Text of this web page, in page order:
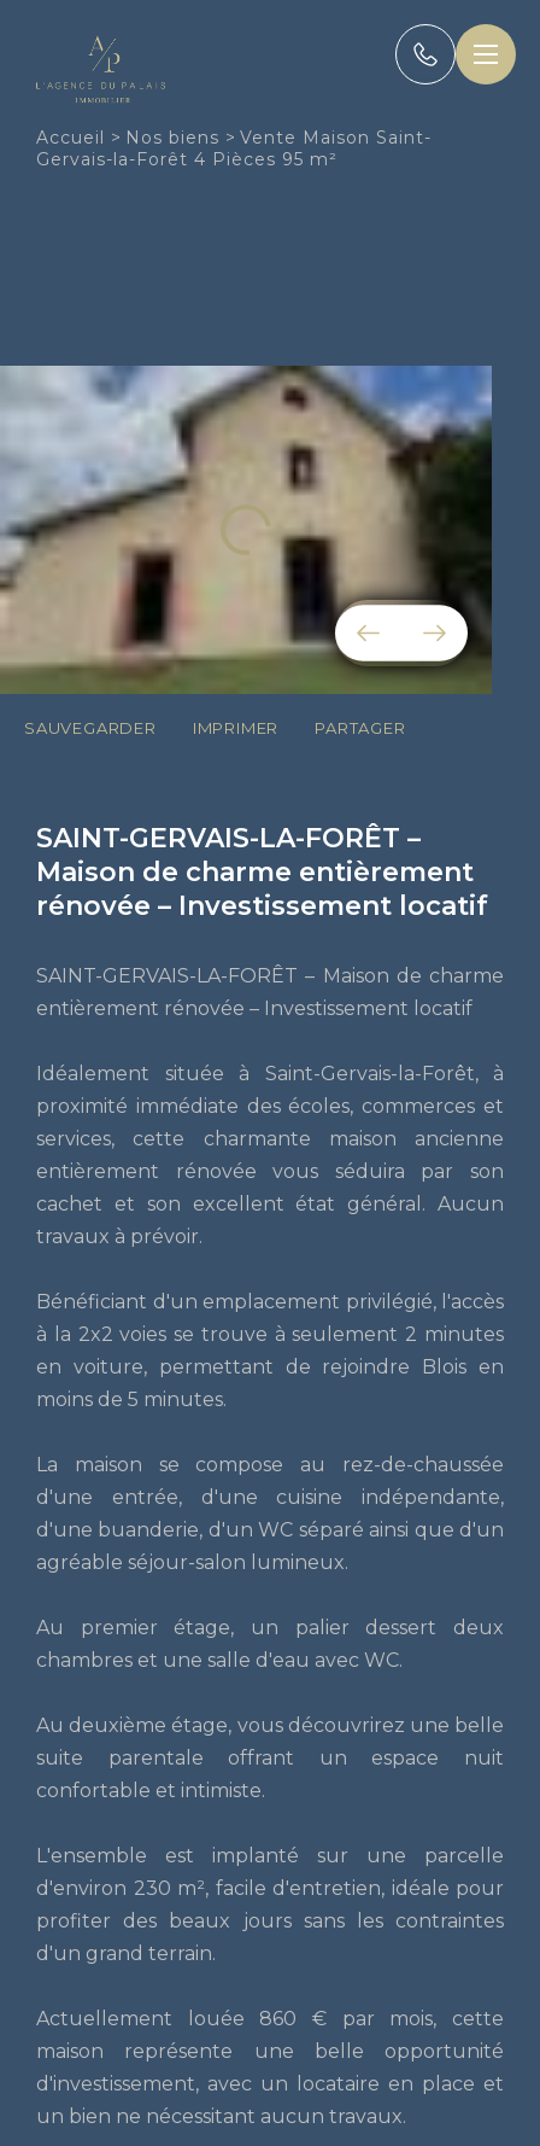
Accueil > Nos biens > Vente Maison Saint-
Gervais-la-Forêt 4 Pièces 95 m²
SAUVEGARDER IMPRIMER PARTAGER
SAINT-GERVAIS-LA-FORÊT –
Maison de charme entièrement
rénovée – Investissement locatif
SAINT-GERVAIS-LA-FORÊT – Maison de charme
entièrement rénovée – Investissement locatif
Idéalement située à Saint-Gervais-la-Forêt, à
proximité immédiate des écoles, commerces et
services, cette charmante maison ancienne
entièrement rénovée vous séduira par son
cachet et son excellent état général. Aucun
travaux à prévoir.
Bénéficiant d'un emplacement privilégié, l'accès
à la 2x2 voies se trouve à seulement 2 minutes
en voiture, permettant de rejoindre Blois en
moins de 5 minutes.
La maison se compose au rez-de-chaussée
d'une entrée, d'une cuisine indépendante,
d'une buanderie, d'un WC séparé ainsi que d'un
agréable séjour-salon lumineux.
Au premier étage, un palier dessert deux
chambres et une salle d'eau avec WC.
Au deuxième étage, vous découvrirez une belle
suite parentale offrant un espace nuit
confortable et intimiste.
L'ensemble est implanté sur une parcelle
d'environ 230 m², facile d'entretien, idéale pour
profiter des beaux jours sans les contraintes
d'un grand terrain.
Actuellement louée 860 € par mois, cette
maison représente une belle opportunité
d'investissement, avec un locataire en place et
un bien ne nécessitant aucun travaux.